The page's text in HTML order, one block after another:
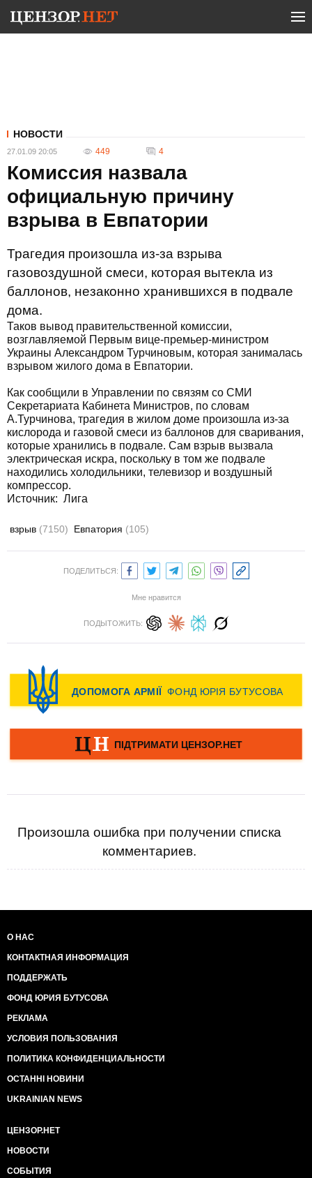
НОВОСТИ
27.01.09 20:05 449 4
Комиссия назвала
официальную причину
взрыва в Евпатории
Трагедия произошла из-за взрыва
газовоздушной смеси, которая вытекла из
баллонов, незаконно хранившихся в подвале
дома.
Таков вывод правительственной комиссии,
возглавляемой Первым вице-премьер-министром
Украины Александром Турчиновым, которая занималась
взрывом жилого дома в Евпатории.
Как сообщили в Управлении по связям со СМИ
Секретариата Кабинета Министров, по словам
А.Турчинова, трагедия в жилом доме произошла из-за
кислорода и газовой смеси из баллонов для сваривания,
которые хранились в подвале. Сам взрыв вызвала
электрическая искра, поскольку в том же подвале
находились холодильники, телевизор и воздушный
компрессор.
Источник: Лига
взрыв (7150) Евпатория (105)
ПОДЕЛИТЬСЯ:
Мне нравится
ПОДЫТОЖИТЬ:
Произошла ошибка при получении списка
комментариев.
О НАС
КОНТАКТНАЯ ИНФОРМАЦИЯ
ПОДДЕРЖАТЬ
ФОНД ЮРИЯ БУТУСОВА
РЕКЛАМА
УСЛОВИЯ ПОЛЬЗОВАНИЯ
ПОЛИТИКА КОНФИДЕНЦИАЛЬНОСТИ
ОСТАННІ НОВИНИ
UKRAINIAN NEWS
ЦЕНЗОР.НЕТ
НОВОСТИ
СОБЫТИЯ